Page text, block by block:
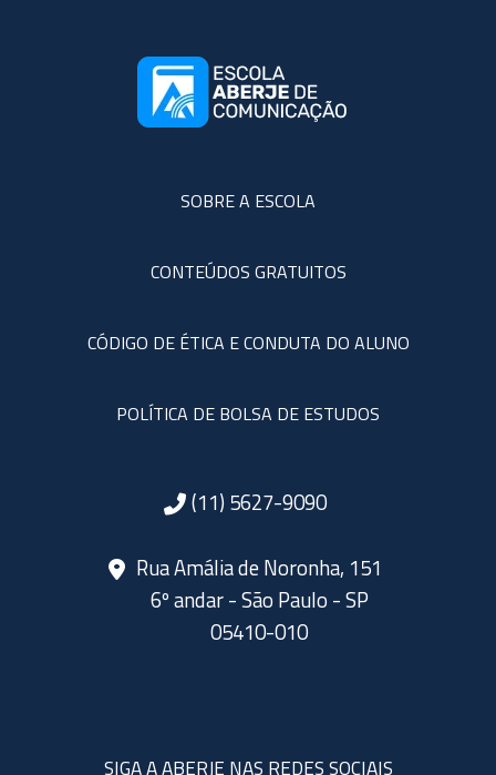
SOBRE A ESCOLA
CONTEÚDOS GRATUITOS
CÓDIGO DE ÉTICA E CONDUTA DO ALUNO
POLÍTICA DE BOLSA DE ESTUDOS
(11) 5627-9090
Rua Amália de Noronha, 151
6º andar - São Paulo - SP
05410-010
SIGA A ABERJE NAS REDES SOCIAIS